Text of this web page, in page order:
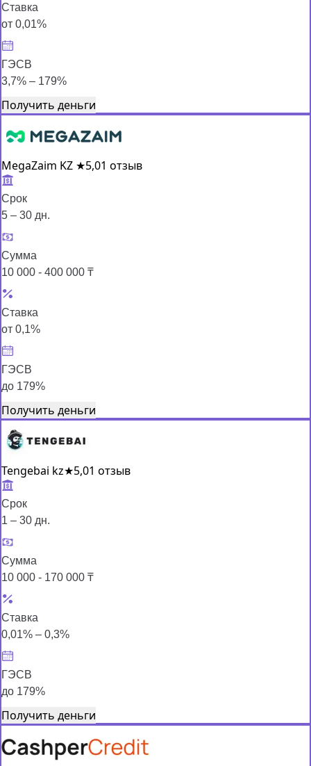
Ставка
от 0,01%
ГЭСВ
3,7% – 179%
Получить деньги
MegaZaim KZ ★5,01 отзыв
Срок
5 – 30 дн.
Сумма
10 000 - 400 000 ₸
Ставка
от 0,1%
ГЭСВ
до 179%
Получить деньги
Tengebai kz★5,01 отзыв
Срок
1 – 30 дн.
Сумма
10 000 - 170 000 ₸
Ставка
0,01% – 0,3%
ГЭСВ
до 179%
Получить деньги